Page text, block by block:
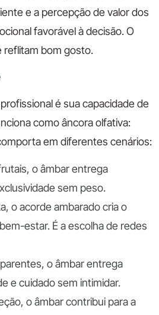
e a percepção de valor dos
favorável à decisão. O
reflitam bom gosto.
é sua capacidade de
como âncora olfativa:
em diferentes cenários:
o âmbar entrega
sem peso.
o acorde ambarado cria o
estar. É a escolha de redes
o âmbar entrega
e cuidado sem intimidar.
o âmbar contribui para a